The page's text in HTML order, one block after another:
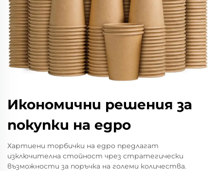
Икономични решения за
покупки на едро
Хартиени торбички на едро предлагат
изключителна стойност чрез стратегически
възможности за поръчка на големи количества.